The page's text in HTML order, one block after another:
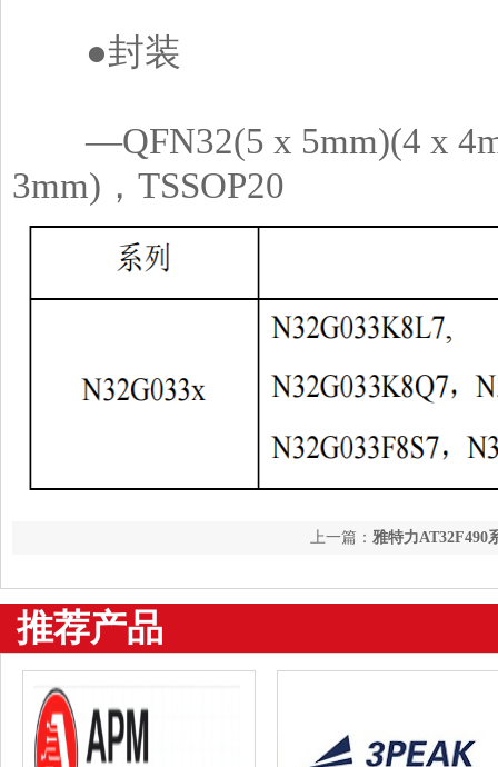
●封装
―QFN32(5 x 5mm)(4 x
3mm)，TSSOP20
上一篇： 雅特力AT32F490
推荐产品